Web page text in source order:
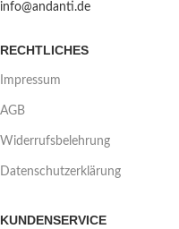
info@andanti.de
RECHTLICHES
Impressum
AGB
Widerrufsbelehrung
Datenschutzerklärung
KUNDENSERVICE